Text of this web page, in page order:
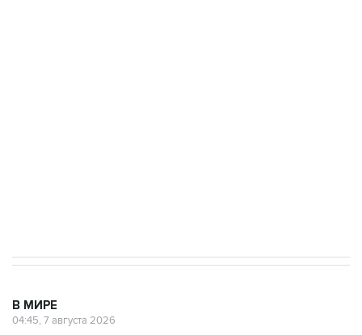
В МИРЕ
04:45, 7 августа 2026